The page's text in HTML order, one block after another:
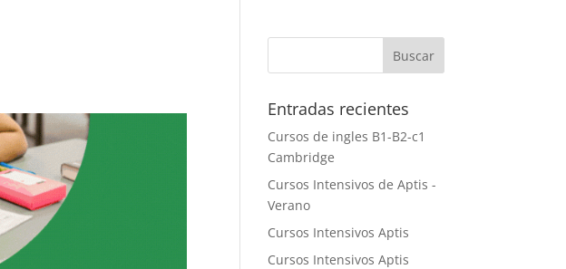
Entradas recientes
Cursos de ingles B1-B2-c1
Cambridge
Cursos Intensivos de Aptis -
Verano
Cursos Intensivos Aptis
Cursos Intensivos Aptis